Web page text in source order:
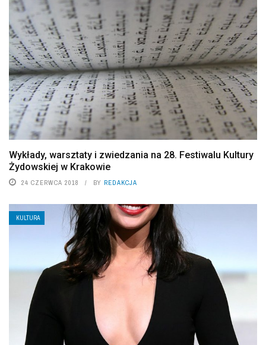
Wykłady, warsztaty i zwiedzania na 28. Festiwalu Kultury
Żydowskiej w Krakowie
24 CZERWCA 2018 BY REDAKCJA
KULTURA